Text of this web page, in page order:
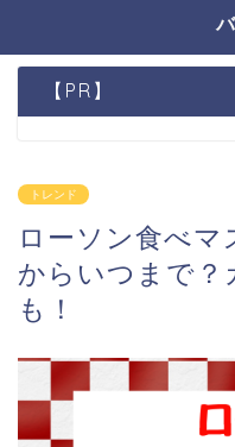
【PR】
トレンド
ローソン食べマ
からいつまで？
も！